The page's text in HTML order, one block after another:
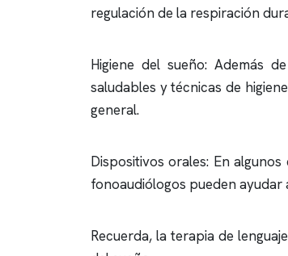
regulación de la respiración
Higiene del sueño: Además
saludables y técnicas de
general.
Dispositivos orales: En
fonoaudiólogos pueden ayudar
Recuerda, la terapia de